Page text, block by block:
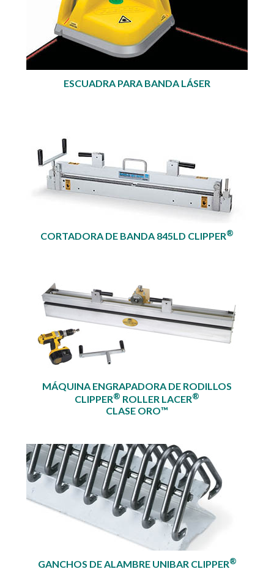
ESCUADRA PARA BANDA LÁSER
CORTADORA DE BANDA 845LD CLIPPER®
MÁQUINA ENGRAPADORA DE RODILLOS
CLIPPER® ROLLER LACER®
CLASE ORO™
GANCHOS DE ALAMBRE UNIBAR CLIPPER®